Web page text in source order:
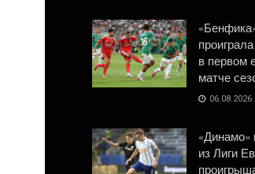
в первом
матче
06.08.2026
«Динамо»
из Лиги